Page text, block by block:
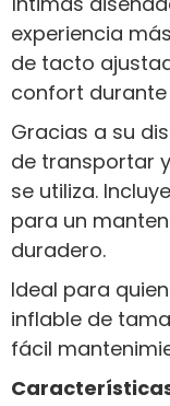
experiencia
de tacto
confort durante
Gracias a su
de transportar
se utiliza.
para un
duradero.
Ideal para
inflable de
fácil